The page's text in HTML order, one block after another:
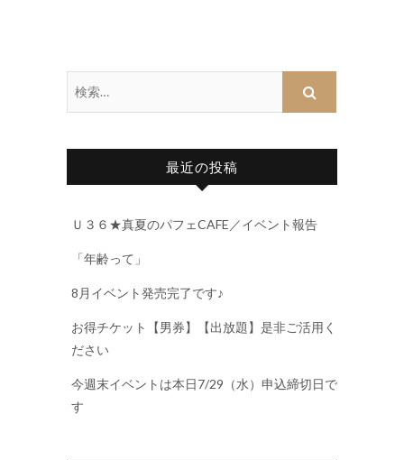
最近の投稿
Ｕ３６★真夏のパフェCAFE／イベント報告
「年齢って」
8月イベント発売完了です♪
お得チケット【男券】【出放題】是非ご活用く
ださい
今週末イベントは本日7/29（水）申込締切日で
す